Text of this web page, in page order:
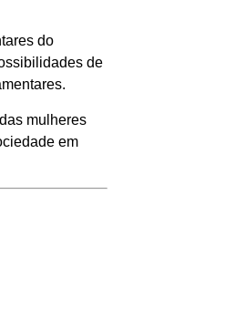
do
de
mulheres
em